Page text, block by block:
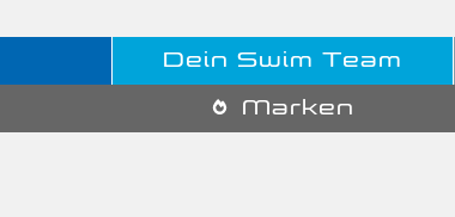
Dein Swim Team
Marken